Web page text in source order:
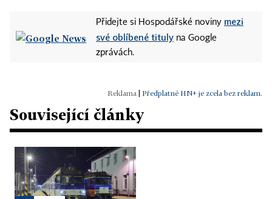
Přidejte si Hospodářské noviny mezi
své oblíbené tituly na Google
zprávách.
Předplatné HN+ je zcela bez reklam.
Související články